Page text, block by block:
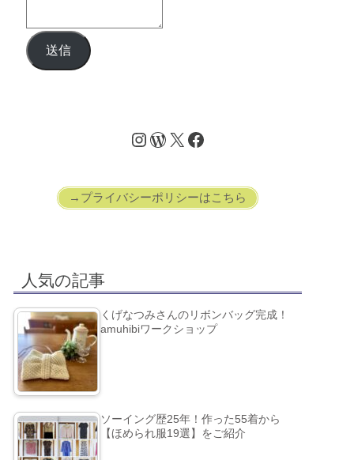
送信
→プライバシーポリシーはこちら
人気の記事
くげなつみさんのリボンバッグ完成！
amuhibiワークショップ
ソーイング歴25年！作った55着から
【ほめられ服19選】をご紹介